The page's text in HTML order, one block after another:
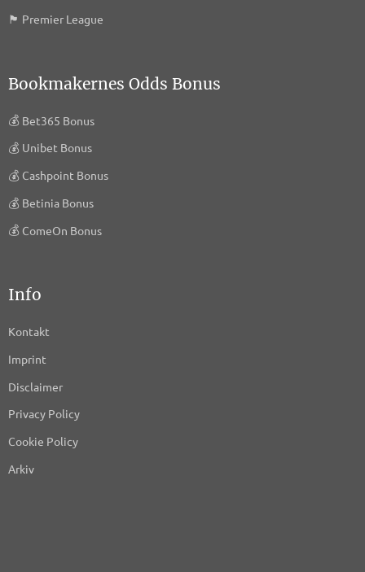
🏴󠁧󠁢󠁥󠁮󠁧󠁿 Premier League
Bookmakernes Odds Bonus
💰 Bet365 Bonus
💰 Unibet Bonus
💰 Cashpoint Bonus
💰 Betinia Bonus
💰 ComeOn Bonus
Info
Kontakt
Imprint
Disclaimer
Privacy Policy
Cookie Policy
Arkiv